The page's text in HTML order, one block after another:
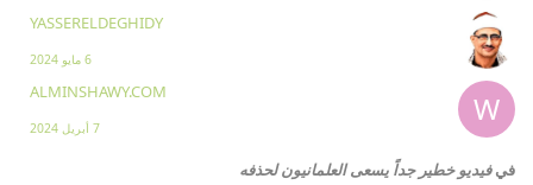
YASSERELDEGHIDY
6 مايو 2024
W
ALMINSHAWY.COM
7 أبريل 2024
فيفيديو خطير جداً يسعى العلمانيون لحذفه